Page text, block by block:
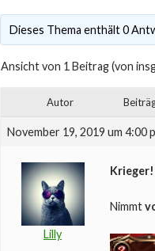
Dieses Thema enthält 0
Ansicht von 1 Beitrag (von
Autor
November 19, 2019 um 4:00
Lilly
Krieger!
Nimmt